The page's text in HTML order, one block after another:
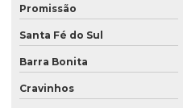
Promissão
Santa Fé do Sul
Barra Bonita
Cravinhos